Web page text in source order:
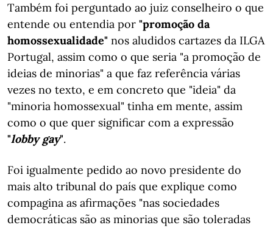
Também foi perguntado ao juiz conselheiro o que
entende ou entendia por "promoção da
homossexualidade" nos aludidos cartazes da ILGA
Portugal, assim como o que seria "a promoção de
ideias de minorias" a que faz referência várias
vezes no texto, e em concreto que "ideia" da
"minoria homossexual" tinha em mente, assim
como o que quer significar com a expressão
"lobby gay".
Foi igualmente pedido ao novo presidente do
mais alto tribunal do país que explique como
compagina as afirmações "nas sociedades
democráticas são as minorias que são toleradas